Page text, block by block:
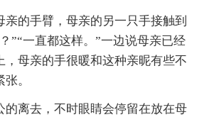
亲的手臂，母亲的另一只手接触到
”“一直都这样。”一边说母亲已经
，母亲的手很暖和这种亲昵有些不
。
的离去，不时眼睛会停留在放在母